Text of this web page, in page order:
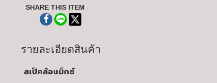
SHARE THIS ITEM
รายละเอียดสินค้า
สเป็คล้อแม็กซ์